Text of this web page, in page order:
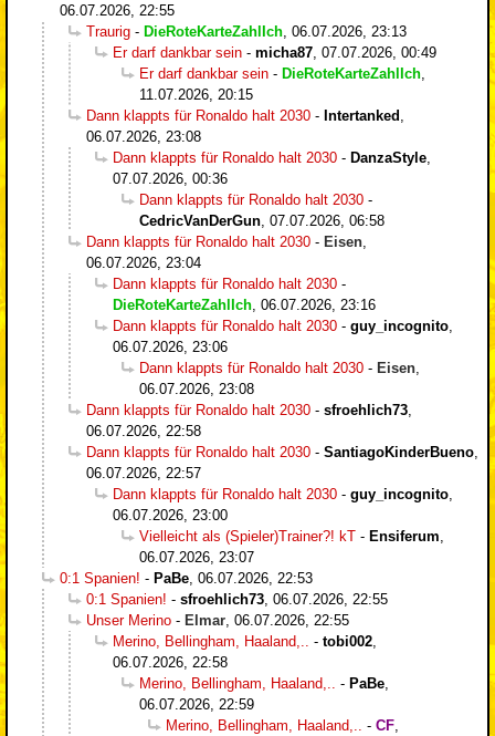
06.07.2026, 22:55
Traurig - DieRoteKarteZahlIch 06.07.2026, 23:13
Er darf dankbar sein - micha87 07.07.2026, 00:49
Er darf dankbar sein - DieRoteKarteZahlIch
11.07.2026, 20:15
Dann klappts für Ronaldo halt 2030 - Intertanked
06.07.2026, 23:08
Dann klappts für Ronaldo halt 2030 - DanzaStyle
07.07.2026, 00:36
Dann klappts für Ronaldo halt 2030 -
CedricVanDerGun 07.07.2026, 06:58
Dann klappts für Ronaldo halt 2030 - Eisen
06.07.2026, 23:04
Dann klappts für Ronaldo halt 2030 -
DieRoteKarteZahlIch 06.07.2026, 23:16
Dann klappts für Ronaldo halt 2030 - guy_incognito
06.07.2026, 23:06
Dann klappts für Ronaldo halt 2030 - Eisen
06.07.2026, 23:08
Dann klappts für Ronaldo halt 2030 - sfroehlich73
06.07.2026, 22:58
Dann klappts für Ronaldo halt 2030 - SantiagoKinderBueno
06.07.2026, 22:57
Dann klappts für Ronaldo halt 2030 - guy_incognito
06.07.2026, 23:00
Vielleicht als (Spieler)Trainer?! kT - Ensiferum
06.07.2026, 23:07
0:1 Spanien! - PaBe 06.07.2026, 22:53
0:1 Spanien! - sfroehlich73 06.07.2026, 22:55
Unser Merino - Elmar 06.07.2026, 22:55
Merino, Bellingham, Haaland,..
- tobi002
06.07.2026, 22:58
Merino, Bellingham, Haaland,..
- PaBe
06.07.2026, 22:59
Merino, Bellingham, Haaland,..
- CF